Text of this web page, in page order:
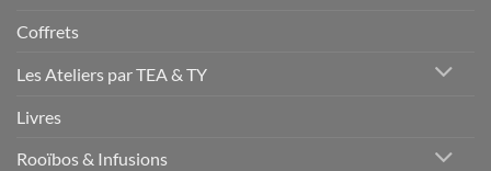
Coffrets
Les Ateliers par TEA & TY
Livres
Rooïbos & Infusions